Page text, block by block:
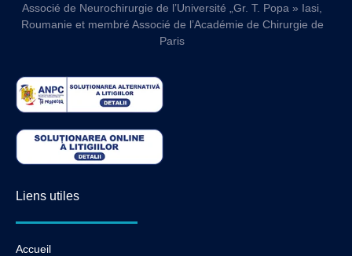
Associé de Neurochirurgie de l’Université „Gr. T. Popa » Iasi,
Roumanie et membré Associé de l’Académie de Chirurgie de
Paris
Liens utiles
Accueil